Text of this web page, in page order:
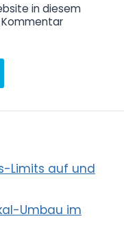
in diesem
Limits auf und
Umbau im